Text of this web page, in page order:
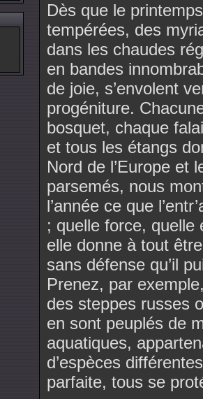
Dès que le
tempérées, des
dans les chaudes
en bandes
de joie, s’envolent
progéniture.
bosquet, chaque
et tous les étangs
Nord de l’Europe et
parsemés, nous
l’année ce que
; quelle force, quelle
elle donne à tout
sans défense qu’il
Prenez, par
des steppes russes
en sont peuplés de
aquatiques,
d’espèces
parfaite, tous se